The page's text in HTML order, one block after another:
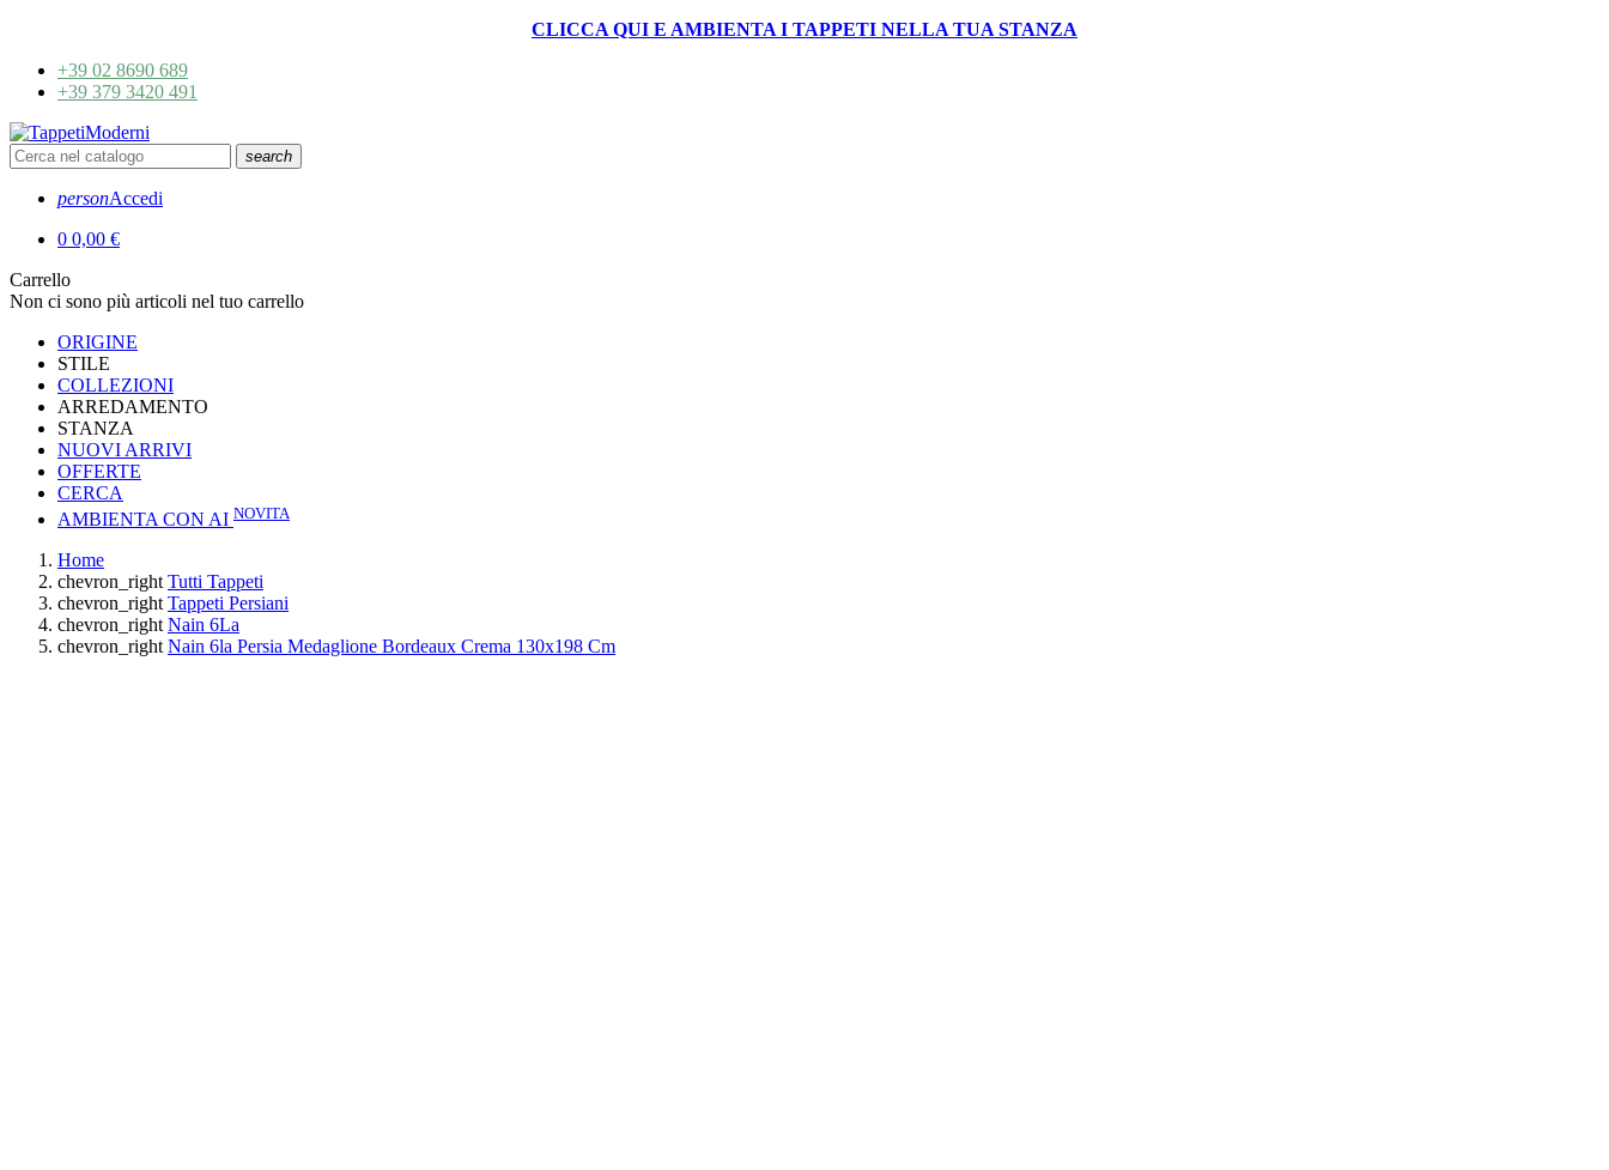
CLICCA QUI E AMBIENTA I TAPPETI NELLA TUA STANZA
+39 02 8690 689
+39 379 3420 491
search
personAccedi
0 0,00 €
Carrello
Non ci sono più articoli nel tuo carrello
ORIGINE
STILE
COLLEZIONI
ARREDAMENTO
STANZA
NUOVI ARRIVI
OFFERTE
CERCA
AMBIENTA CON AI NOVITA
Home
chevron_right Tutti Tappeti
chevron_right Tappeti Persiani
chevron_right Nain 6La
chevron_right Nain 6la Persia Medaglione Bordeaux Crema 130x198 Cm